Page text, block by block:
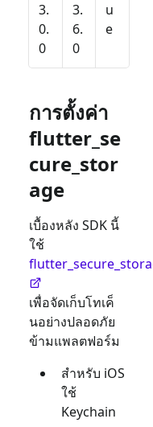
3.
0.
0
3.
6.
0
u
e
การตั้งค่า
flutter_se
cure_stor
age
เบื้องหลัง SDK นี้
ใช้
เพื่อจัดเก็บโทเค็
นอย่างปลอดภัย
ข้ามแพลตฟอร์ม
สำหรับ iOS
ใช้
Keychain